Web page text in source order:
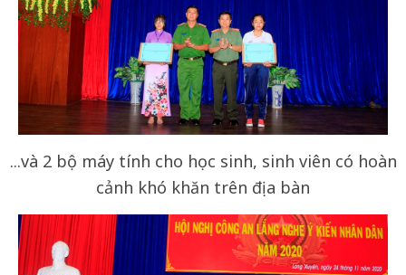
...và 2 bộ máy tính cho học sinh, sinh viên có hoàn
cảnh khó khăn trên địa bàn